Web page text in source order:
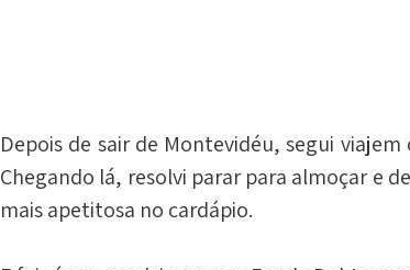
Depois de sair de Montevidéu, segui
Chegando lá, resolvi parar para almoçar e
mais apetitosa no cardápio.